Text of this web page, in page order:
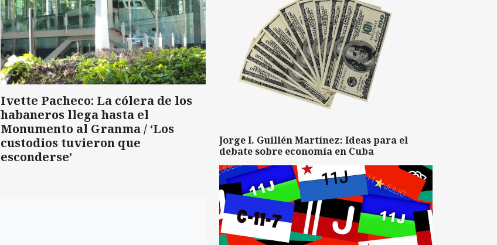
Ivette Pacheco: La cólera de los
habaneros llega hasta el
Monumento al Granma / ‘Los
custodios tuvieron que
esconderse’
Jorge I. Guillén Martínez: Ideas para el
debate sobre economía en Cuba